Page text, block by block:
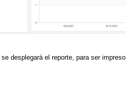
desplegará el reporte, para ser impreso.